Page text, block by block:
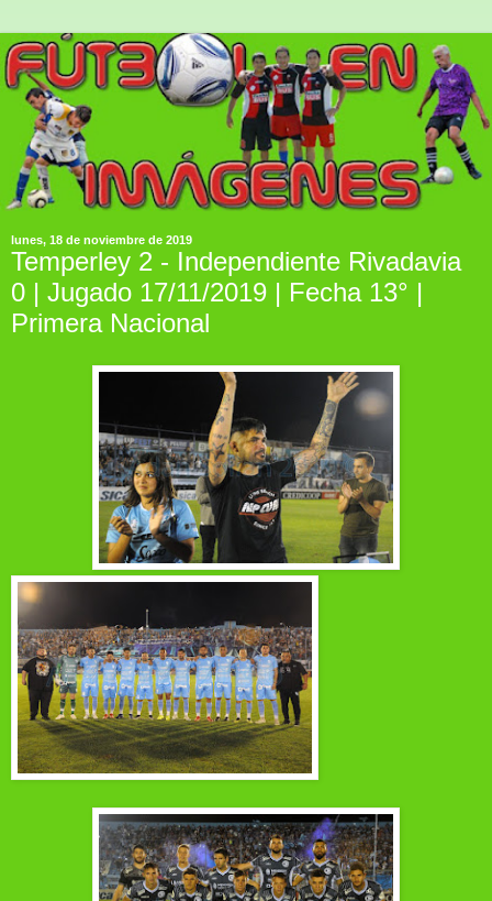
lunes, 18 de noviembre de 2019
Temperley 2 - Independiente Rivadavia
0 | Jugado 17/11/2019 | Fecha 13° |
Primera Nacional